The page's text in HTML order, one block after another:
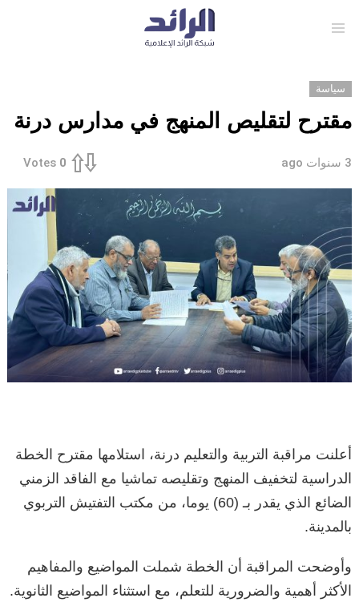
سياسة
مقترح لتقليص المنهج في مدارس درنة
3 سنوات ago 0
Votes
أعلنت مراقبة التربية والتعليم درنة، استلامها مقترح الخطة
الدراسية لتخفيف المنهج وتقليصه تماشيا مع الفاقد الزمني
الضائع الذي يقدر بـ (60) يوما، من مكتب التفتيش التربوي
بالمدينة.
وأوضحت المراقبة أن الخطة شملت المواضيع والمفاهيم
الأكثر أهمية والضرورية للتعلم، مع استثناء المواضيع الثانوية.